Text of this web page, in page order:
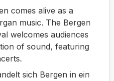
comes alive as a
music. The Bergen
welcomes audiences
of sound, featuring
sich Bergen in ein